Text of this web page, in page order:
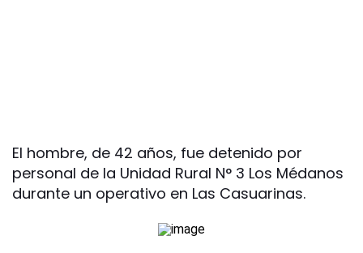
El hombre, de 42 años, fue detenido por
personal de la Unidad Rural N° 3 Los Médanos
durante un operativo en Las Casuarinas.